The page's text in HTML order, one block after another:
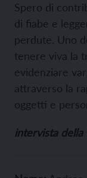
Spero di
di fiabe e
perdute. Uno
tenere viva la
evidenziare
attraverso la
oggetti e
intervista della